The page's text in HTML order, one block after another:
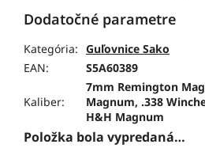
Dodatočné parametre
Kategória: Guľovnice Sako
EAN: S5A60389
Kaliber:
7mm Remington
Magnum, .338
H&H Magnum
Položka bola vypredaná…